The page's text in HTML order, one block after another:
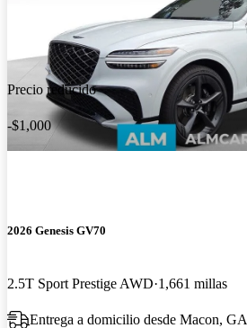
Precio reducido
-$1,000
2026 Genesis GV70
2.5T Sport Prestige AWD 1,661 millas
Entrega a domicilio desde Macon, GA